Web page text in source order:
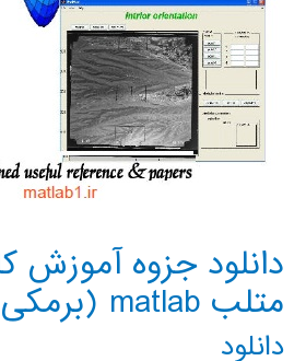
دانلود جزوه آموزش
متلب matlab (برمکی )
دانلود